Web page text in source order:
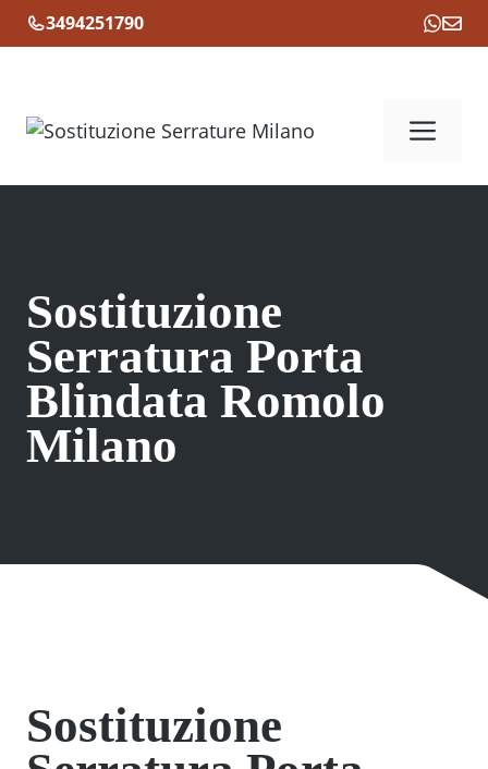
al
3494251790
Sostituzione
Serratura Porta
Blindata Romolo
Milano
Sostituzione